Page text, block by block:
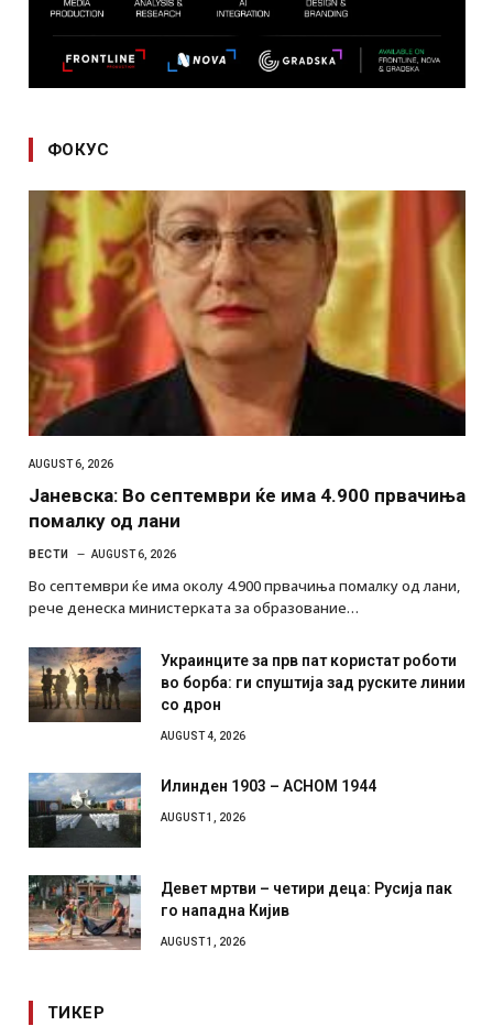
ФОКУС
AUGUST 6, 2026
Јаневска: Во септември ќе има 4.900 првачиња
помалку од лани
ВЕСТИ AUGUST 6, 2026
Во септември ќе има околу 4.900 првачиња помалку од лани,
рече денеска министерката за образование…
Украинците за прв пат користат роботи
во борба: ги спуштија зад руските линии
со дрон
AUGUST 4, 2026
Илинден 1903 – АСНОМ 1944
AUGUST 1, 2026
Девет мртви – четири деца: Русија пак
го нападна Кијив
AUGUST 1, 2026
ТИКЕР